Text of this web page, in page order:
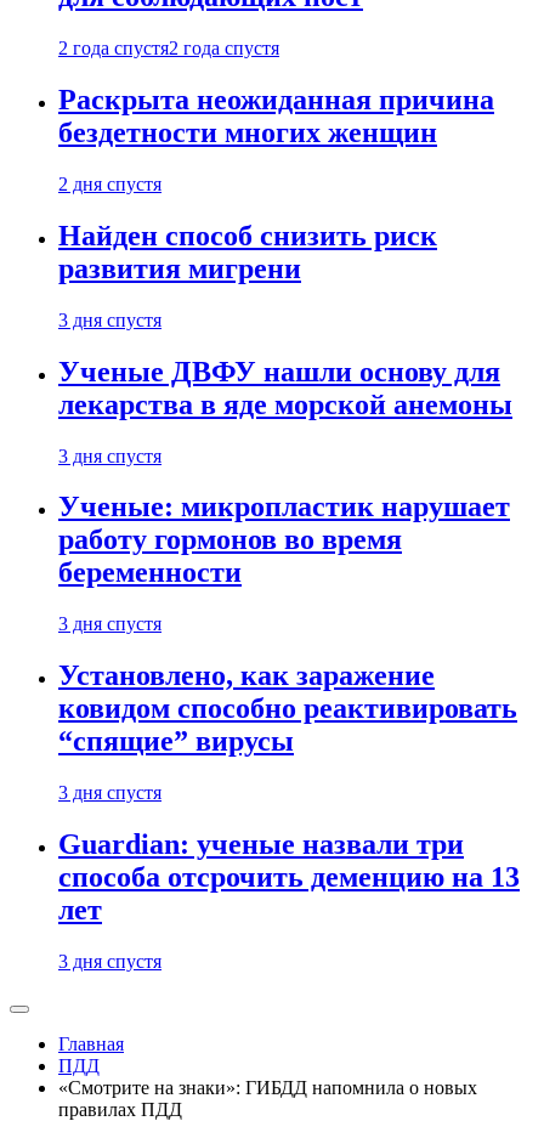
2 года спустя2 года спустя
Раскрыта неожиданная причина
бездетности многих женщин
2 дня спустя
Найден способ снизить риск
развития мигрени
3 дня спустя
Ученые ДВФУ нашли основу для
лекарства в яде морской анемоны
3 дня спустя
Ученые: микропластик нарушает
работу гормонов во время
беременности
3 дня спустя
Установлено, как заражение
ковидом способно реактивировать
“спящие” вирусы
3 дня спустя
Guardian: ученые назвали три
способа отсрочить деменцию на 13
лет
3 дня спустя
Главная
ПДД
«Смотрите на знаки»: ГИБДД напомнила о новых
правилах ПДД